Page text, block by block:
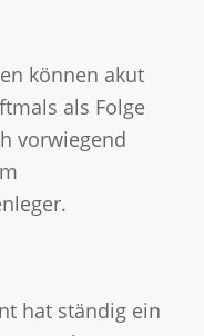
können akut
als Folge
vorwiegend
hat ständig ein